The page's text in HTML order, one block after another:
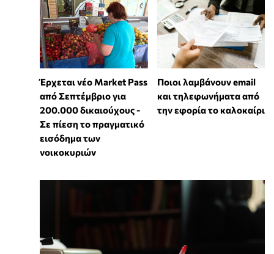
Έρχεται νέο Market Pass
από Σεπτέμβριο για
200.000 δικαιούχους -
Σε πίεση το πραγματικό
εισόδημα των
νοικοκυριών
Ποιοι λαμβάνουν email
και τηλεφωνήματα από
την εφορία το καλοκαίρι